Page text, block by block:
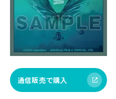
通信販売で購入